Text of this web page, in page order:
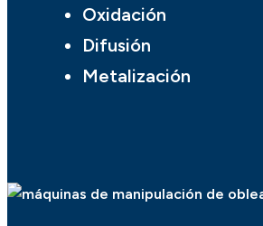
Oxidación
Difusión
Metalización